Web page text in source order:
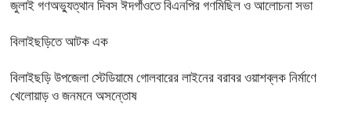
জুলাই গণঅভ্যুত্থান দিবস ঈদগাঁওতে বিএনপির গণমিছিল ও আলোচনা সভা
বিলাইছড়িতে আটক এক
বিলাইছড়ি উপজেলা স্টেডিয়ামে গোলবারের লাইনের বরাবর ওয়াশব্লক নির্মাণে
খেলোয়াড় ও জনমনে অসন্তোষ